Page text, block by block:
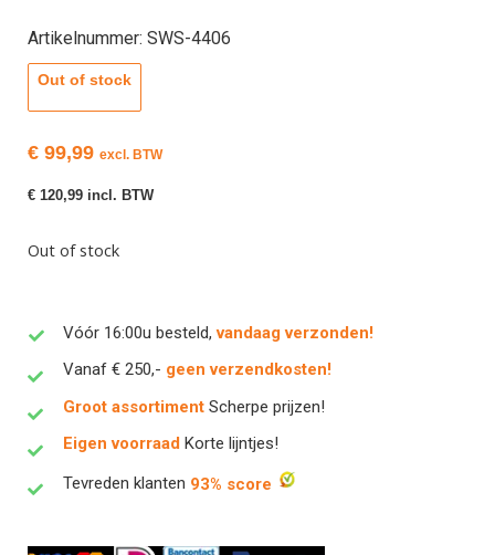
Artikelnummer: SWS-4406
Out of stock
€ 99,99 excl. BTW
€ 120,99 incl. BTW
Out of stock
Vóór 16:00u besteld,vandaag verzonden!
Vanaf € 250,- geen verzendkosten!
Groot assortiment Scherpe prijzen!
Eigen voorraad Korte lijntjes!
Tevreden klanten 93% score